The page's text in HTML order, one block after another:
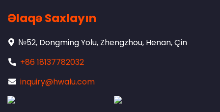
Əlaqə Saxlayın
№52, Dongming Yolu, Zhengzhou, Henan, Çin
+86 18137782032
inquiry@hwalu.com